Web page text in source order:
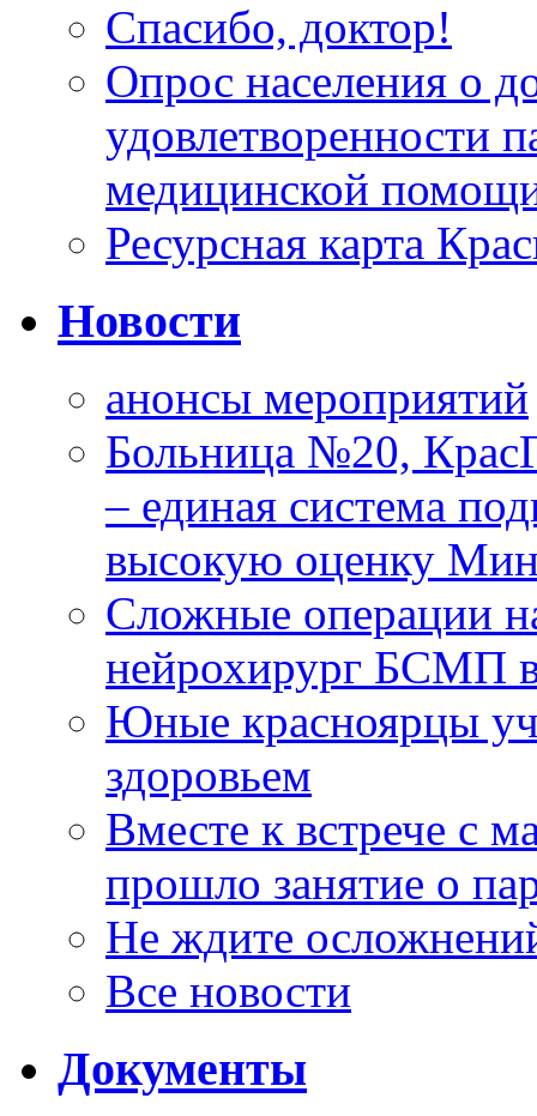
Спасибо, доктор!
Опрос населения о
удовлетворенности
медицинской
Ресурсная карта
Новости
анонсы мероприятий
Больница №20,
– единая система
высокую оценку
Сложные операции
нейрохирург БСМП
Юные красноярцы
здоровьем
Вместе к встрече с
прошло занятие о
Не ждите
Все новости
Документы